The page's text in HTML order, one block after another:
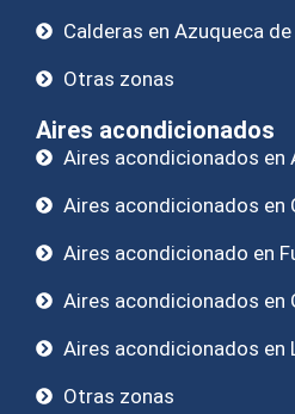
Calderas en Azuqueca
Otras zonas
Aires acondicionados
Aires acondicionados en
Aires acondicionados en
Aires acondicionado en
Aires acondicionados en
Aires acondicionados en
Otras zonas